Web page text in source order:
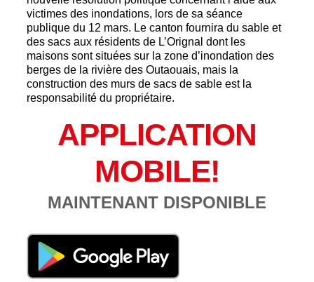
victimes des inondations, lors de sa séance
publique du 12 mars. Le canton fournira du sable et
des sacs aux résidents de L’Orignal dont les
maisons sont situées sur la zone d’inondation des
berges de la rivière des Outaouais, mais la
construction des murs de sacs de sable est la
responsabilité du propriétaire.
APPLICATION
MOBILE!
MAINTENANT DISPONIBLE